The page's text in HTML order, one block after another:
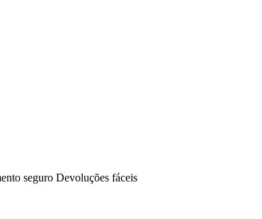
seguro Devoluções fáceis